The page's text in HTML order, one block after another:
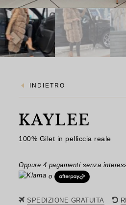
INDIETRO
KAYLEE
100% Gilet in pelliccia reale
Oppure 4 pagamenti senza
o
SPEDIZIONE GRATUITA